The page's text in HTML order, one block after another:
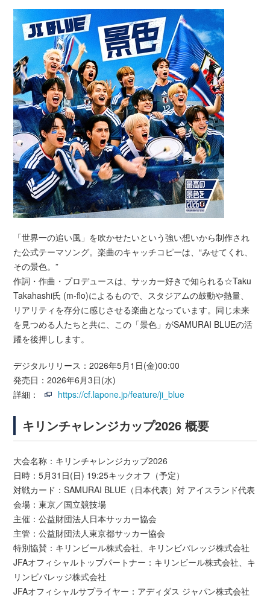
「世界一の追い風」を吹かせたいという強い想いから制作され
た公式テーマソング。楽曲のキャッチコピーは、“みせてくれ、
その景色。”
作詞・作曲・プロデュースは、サッカー好きで知られる☆Taku
Takahashi氏 (m-flo)によるもので、スタジアムの鼓動や熱量、
リアリティを存分に感じさせる楽曲となっています。同じ未来
を見つめる人たちと共に、この「景色」がSAMURAI BLUEの活
躍を後押しします。
デジタルリリース：2026年5月1日(金)00:00
発売日：2026年6月3日(水)
詳細：
https://cf.lapone.jp/feature/ji_blue
キリンチャレンジカップ2026 概要
大会名称：キリンチャレンジカップ2026
日時：5月31日(日) 19:25キックオフ（予定）
対戦カード：SAMURAI BLUE（日本代表）対 アイスランド代表
会場：東京／国立競技場
主催：公益財団法人日本サッカー協会
主管：公益財団法人東京都サッカー協会
特別協賛：キリンビール株式会社、キリンビバレッジ株式会社
JFAオフィシャルトップパートナー：キリンビール株式会社、キ
リンビバレッジ株式会社
JFAオフィシャルサプライヤー：アディダス ジャパン株式会社